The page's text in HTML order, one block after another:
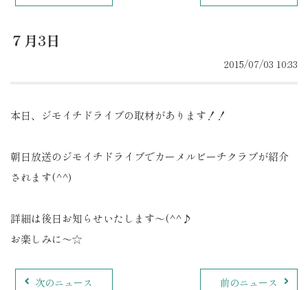
７月3日
2015/07/03 10:33
本日、ジモイチドライブの取材があります！！
朝日放送のジモイチドライブでカーメルビーチクラブが紹介
されます(^^)
詳細は後日お知らせいたします～(^^♪
お楽しみに～☆
次のニュース 前のニュース